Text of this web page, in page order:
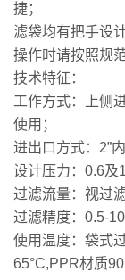
捷；
滤袋均有把手设
操作时请按照规
技术特征：
工作方式：上侧
使用；
进出口方式：2”
设计压力：0.6及
过滤流量：视过
过滤精度：0.5-
使用温度：袋式
65°C,PPR材质